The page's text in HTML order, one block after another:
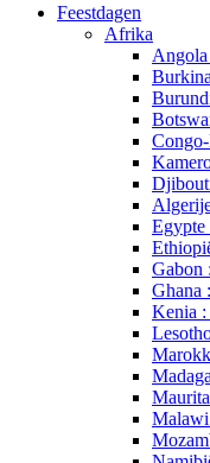
Feestdagen
Afrika
Angola
Egypte
Gabon
Ghana
Kenia :
Malawi